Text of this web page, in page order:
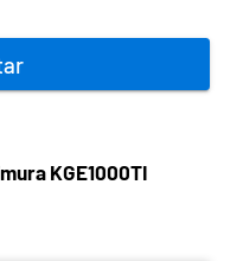
KGE1000TI